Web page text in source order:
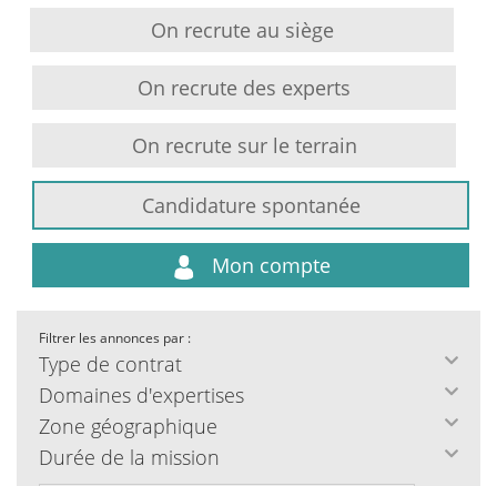
On recrute au siège
On recrute des experts
On recrute sur le terrain
Candidature spontanée
Mon compte
Filtrer les annonces par :
Type de contrat
Domaines d'expertises
Zone géographique
Durée de la mission